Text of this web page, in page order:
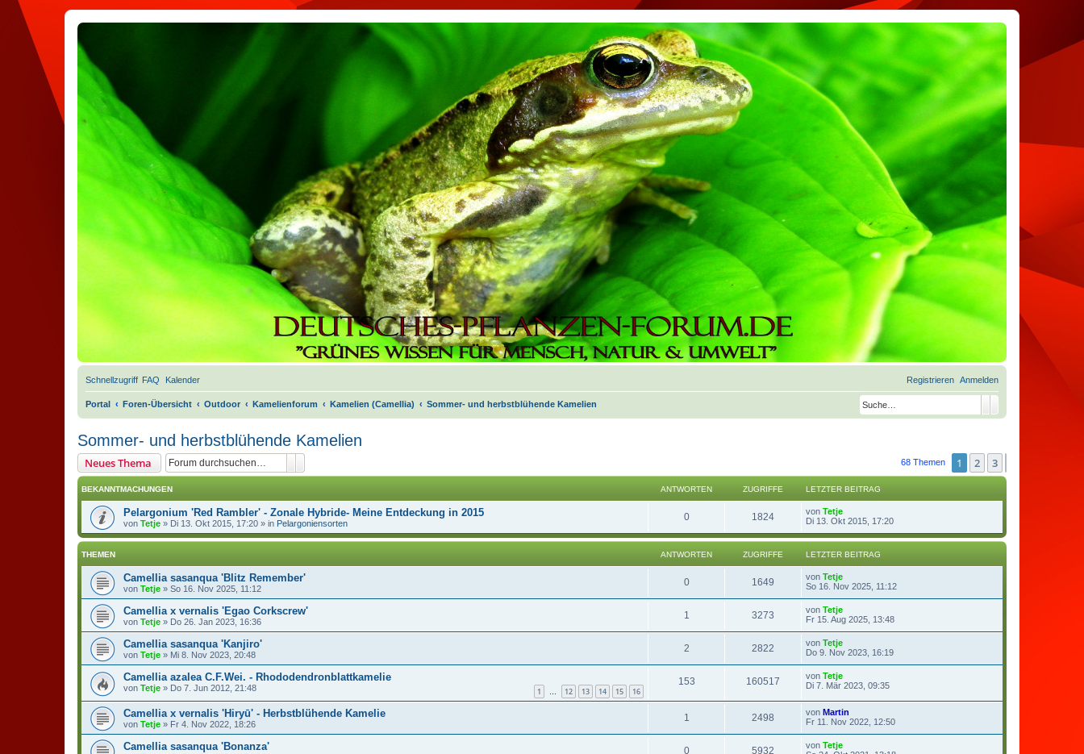
Schnellzugriff FAQ Kalender Anmelden
Registrieren
Portal Foren-Übersicht Outdoor Kamelienforum Kamelien (Camellia) Sommer- und herbstblühende Kamelien
Sommer- und herbstblühende Kamelien
Neues Thema 68 Themen 1 2 3
BEKANNTMACHUNGEN ANTWORTEN ZUGRIFFE LETZTER BEITRAG
Pelargonium 'Red Rambler' - Zonale Hybride- Meine Entdeckung in 2015
von Tetje » Di 13. Okt 2015, 17:20 » in Pelargoniensorten
0 1824 von Tetje
Di 13. Okt 2015, 17:20
THEMEN ANTWORTEN ZUGRIFFE LETZTER BEITRAG
Camellia sasanqua 'Blitz Remember'
von Tetje » So 16. Nov 2025, 11:12
0 1649 von Tetje
So 16. Nov 2025, 11:12
Camellia x vernalis 'Egao Corkscrew'
von Tetje » Do 26. Jan 2023, 16:36
1 3273 von Tetje
Fr 15. Aug 2025, 13:48
Camellia sasanqua 'Kanjiro'
von Tetje » Mi 8. Nov 2023, 20:48
2 2822 von Tetje
Do 9. Nov 2023, 16:19
Camellia azalea C.F.Wei. - Rhododendronblattkamelie
von Tetje » Do 7. Jun 2012, 21:48 1 … 12 13 14 15 16
153 160517 von Tetje
Di 7. Mär 2023, 09:35
Camellia x vernalis 'Hiryū' - Herbstblühende Kamelie
von Tetje » Fr 4. Nov 2022, 18:26
1 2498 von Martin
Fr 11. Nov 2022, 12:50
Camellia sasanqua 'Bonanza' 0 5932 von Tetje